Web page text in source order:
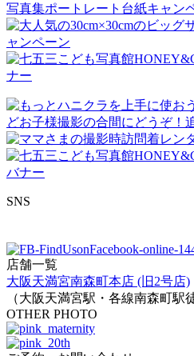
SNS
店舗一覧
大阪天満宮南森町本店 (旧2号店)
（大阪天満宮駅・各線南森町駅
OTHER PHOTO